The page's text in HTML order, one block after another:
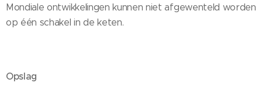
Mondiale ontwikkelingen kunnen niet afgewenteld worden
op één schakel in de keten.
Opslag